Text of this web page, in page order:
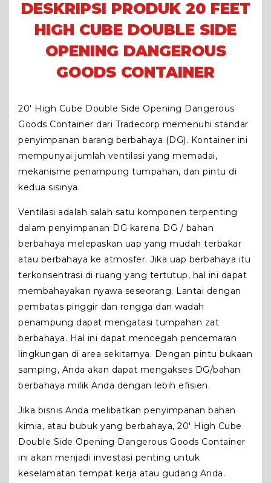
DESKRIPSI PRODUK 20 FEET
HIGH CUBE DOUBLE SIDE
OPENING DANGEROUS
GOODS CONTAINER
20′ High Cube Double Side Opening Dangerous
Goods Container dari Tradecorp memenuhi standar
penyimpanan barang berbahaya (DG). Kontainer ini
mempunyai jumlah ventilasi yang memadai,
mekanisme penampung tumpahan, dan pintu di
kedua sisinya.
Ventilasi adalah salah satu komponen terpenting
dalam penyimpanan DG karena DG / bahan
berbahaya melepaskan uap yang mudah terbakar
atau berbahaya ke atmosfer. Jika uap berbahaya itu
terkonsentrasi di ruang yang tertutup, hal ini dapat
membahayakan nyawa seseorang. Lantai dengan
pembatas pinggir dan rongga dan wadah
penampung dapat mengatasi tumpahan zat
berbahaya. Hal ini dapat mencegah pencemaran
lingkungan di area sekitarnya. Dengan pintu bukaan
samping, Anda akan dapat mengakses DG/bahan
berbahaya milik Anda dengan lebih efisien.
Jika bisnis Anda melibatkan penyimpanan bahan
kimia, atau bubuk yang berbahaya, 20′ High Cube
Double Side Opening Dangerous Goods Container
ini akan menjadi investasi penting untuk
keselamatan tempat kerja atau gudang Anda.